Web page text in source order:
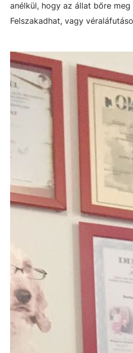
anélkül, hogy az állat bőre meg
Felszakadhat, vagy